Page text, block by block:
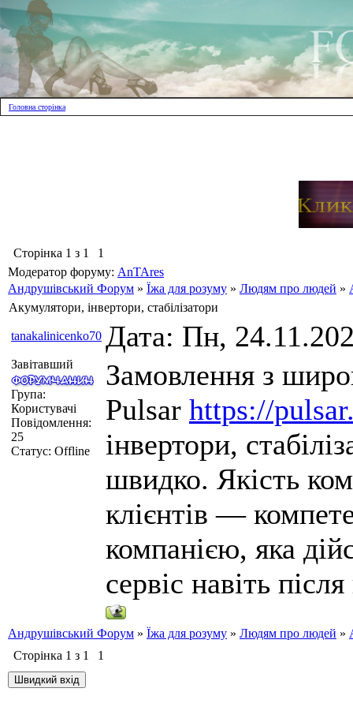
Головна сторінка
Сторінка 1 з 1
1
Модератор форуму: AnTAres
Андрушівський Форум » Їжа для розуму » Людям про людей »
Акумулятори, інвертори, стабілізатори
tanakalinicenko70 Дата: Пн,
Завітавший
Група:
Користувачі
Повідомлення:
25
Статус: Offline
Замовлення з
Pulsar https://
інвертори,
швидко. Якість
клієнтів —
компанією, яка
сервіс навіть
Андрушівський Форум » Їжа для розуму » Людям про людей »
Сторінка 1 з 1 1